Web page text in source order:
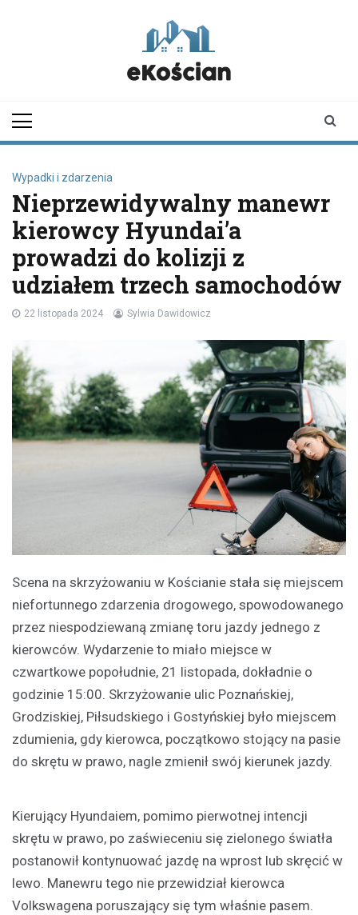
Wypadki i zdarzenia
Nieprzewidywalny manewr
kierowcy Hyundai’a
prowadzi do kolizji z
udziałem trzech samochodów
22 listopada 2024 Sylwia Dawidowicz
Scena na skrzyżowaniu w Kościanie stała się miejscem
niefortunnego zdarzenia drogowego, spowodowanego
przez niespodziewaną zmianę toru jazdy jednego z
kierowców. Wydarzenie to miało miejsce w
czwartkowe popołudnie, 21 listopada, dokładnie o
godzinie 15:00. Skrzyżowanie ulic Poznańskiej,
Grodziskiej, Piłsudskiego i Gostyńskiej było miejscem
zdumienia, gdy kierowca, początkowo stojący na pasie
do skrętu w prawo, nagle zmienił swój kierunek jazdy.
Kierujący Hyundaiem, pomimo pierwotnej intencji
skrętu w prawo, po zaświeceniu się zielonego światła
postanowił kontynuować jazdę na wprost lub skręcić w
lewo. Manewru tego nie przewidział kierowca
Volkswagena poruszający się tym właśnie pasem.